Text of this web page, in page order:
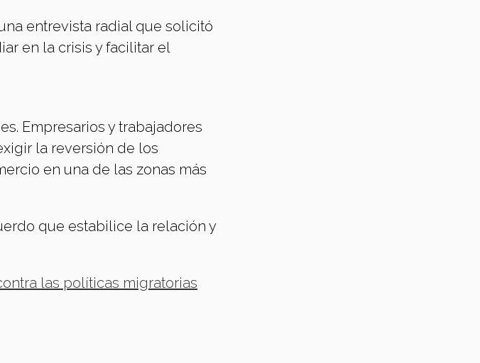
entrevista radial que solicitó
en la crisis y facilitar el
Empresarios y trabajadores
la reversión de los
en una de las zonas más
que estabilice la relación y
las políticas migratorias